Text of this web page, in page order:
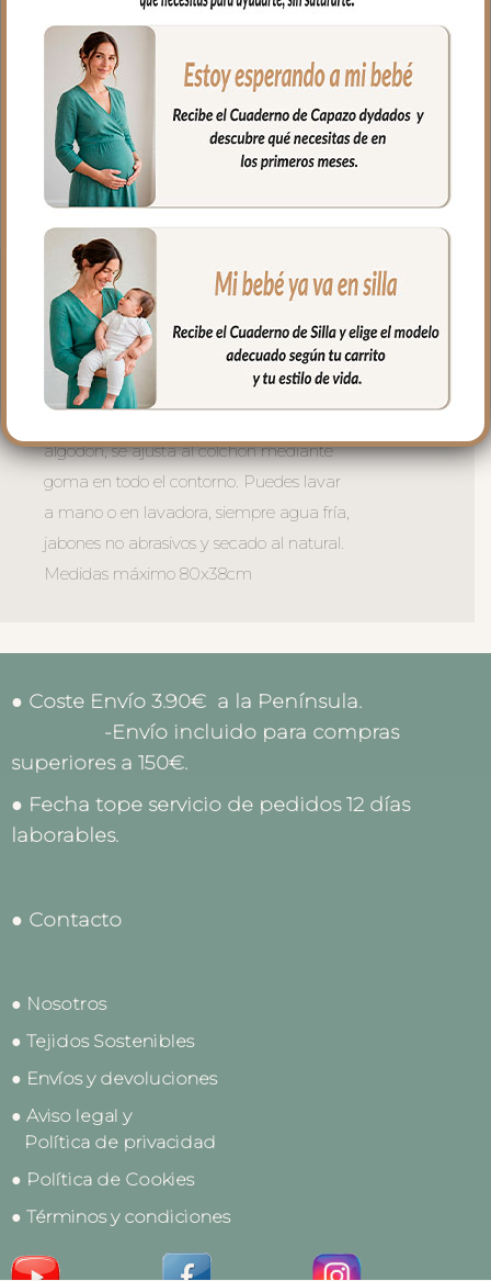
AÑADIR AL CARRITO
Cualidades Medidas
Envíos y Devoluciones
Para proteger el colchón de tu capazo o
darle un toque especial, las bajeras
universales para colchón estampadas es
el complemento que necesitas.
algodón, se ajusta al colchón mediante
goma en todo el contorno. Puedes lavar
a mano o en lavadora, siempre agua fría,
jabones no abrasivos y secado al natural.
Medidas máximo 80x38cm
● Coste Envío 3.90€ a la Península.
-Envío incluido para compras
superiores a 150€.
● Fecha tope servicio de pedidos 12 días
laborables.
● Contacto
● Nosotros
● Tejidos Sostenibles
● Envíos y devoluciones
● Aviso legal y
Política de privacidad
● Política de Cookies
● Términos y condiciones